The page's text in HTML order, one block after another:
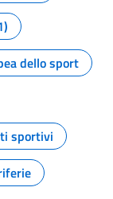
dello sport
sportivi